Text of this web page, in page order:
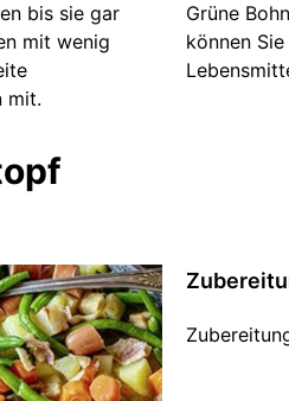
bis sie gar
mit wenig
mit.
Grüne
können